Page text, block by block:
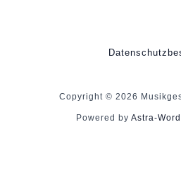
Copyright © 2026
Powered by Astra-